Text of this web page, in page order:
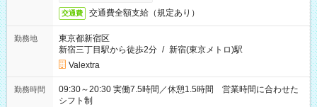
交通費 交通費全額支給（規定あり）
勤務地
東京都新宿区
新宿三丁目駅から徒歩2分 / 新宿(東京メトロ)駅
Valextra
勤務時間
09:30～20:30 実働7.5時間／休憩1.5時間 営業時間に合わせた
シフト制